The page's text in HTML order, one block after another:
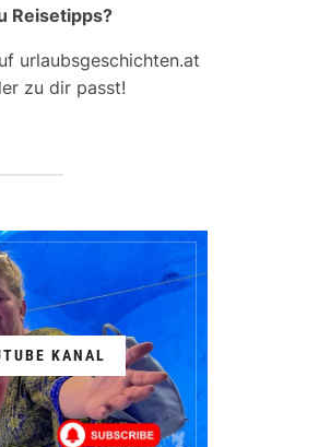
Reisetipps?
urlaubsgeschichten.at
zu dir passt!
KANAL